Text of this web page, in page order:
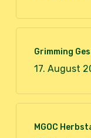
Grimming
17. August
MGOC